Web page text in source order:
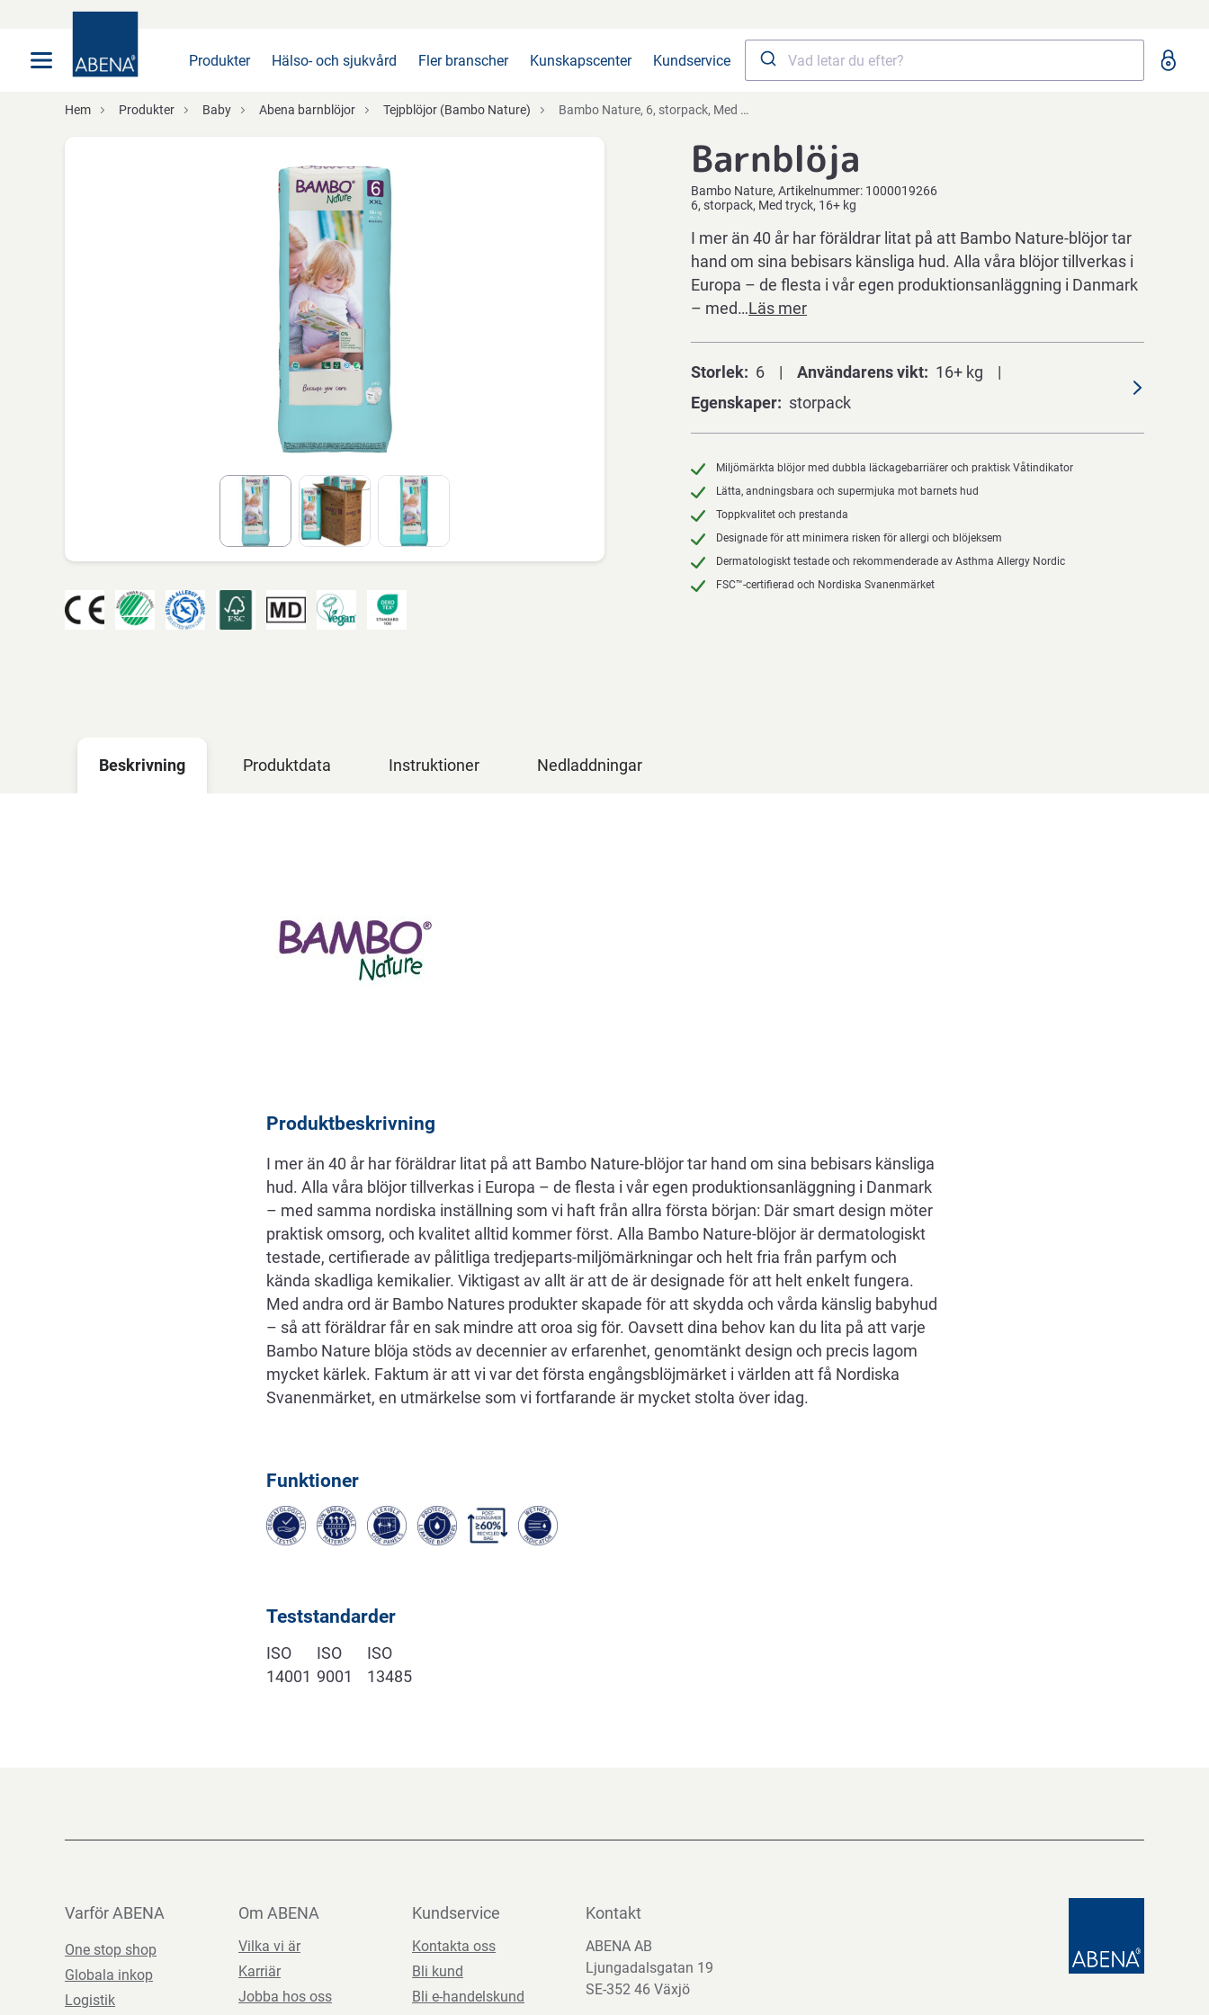
Produkter Hälso- och sjukvård Fler branscher Kunskapscenter Kundservice
Hem Produkter Baby Abena barnblöjor Tejpblöjor (Bambo Nature) Bambo Nature, 6, storpack, Med tryck, 16+ kg
Barnblöja
Bambo Nature Artikelnummer: 1000019266
6, storpack, Med tryck, 16+ kg
I mer än 40 år har föräldrar litat på att Bambo Nature-blöjor tar
hand om sina bebisars känsliga hud. Alla våra blöjor tillverkas i
Europa – de flesta i vår egen produktionsanläggning i Danmark
– med…Läs mer
Storlek 6 Användarens vikt
16+ kg
Egenskaper
storpack
Miljömärkta blöjor med dubbla läckagebarriärer och praktisk Våtindikator
Lätta, andningsbara och supermjuka mot barnets hud
Toppkvalitet och prestanda
Designade för att minimera risken för allergi och blöjeksem
Dermatologiskt testade och rekommenderade av Asthma Allergy Nordic
FSC™-certifierad och Nordiska Svanenmärket
Beskrivning Produktdata Instruktioner Nedladdningar
Produktbeskrivning
I mer än 40 år har föräldrar litat på att Bambo Nature-blöjor tar hand om sina bebisars känsliga
hud. Alla våra blöjor tillverkas i Europa – de flesta i vår egen produktionsanläggning i Danmark
– med samma nordiska inställning som vi haft från allra första början: Där smart design möter
praktisk omsorg, och kvalitet alltid kommer först. Alla Bambo Nature-blöjor är dermatologiskt
testade, certifierade av pålitliga tredjeparts-miljömärkningar och helt fria från parfym och
kända skadliga kemikalier. Viktigast av allt är att de är designade för att helt enkelt fungera.
Med andra ord är Bambo Natures produkter skapade för att skydda och vårda känslig babyhud
– så att föräldrar får en sak mindre att oroa sig för. Oavsett dina behov kan du lita på att varje
Bambo Nature blöja stöds av decennier av erfarenhet, genomtänkt design och precis lagom
mycket kärlek. Faktum är att vi var det första engångsblöjmärket i världen att få Nordiska
Svanenmärket, en utmärkelse som vi fortfarande är mycket stolta över idag.
Funktioner
Teststandarder
ISO
14001
ISO
9001
ISO
13485
Varför ABENA
One stop shop
Globala inkop
Logistik
Om ABENA
Vilka vi är
Karriär
Jobba hos oss
Kundservice
Kontakta oss
Bli kund
Bli e-handelskund
Kontakt
ABENA AB
Ljungadalsgatan 19
SE-352 46 Växjö